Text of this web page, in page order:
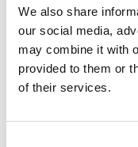
We also share
our social media,
may combine it with
provided to them or
of their services.